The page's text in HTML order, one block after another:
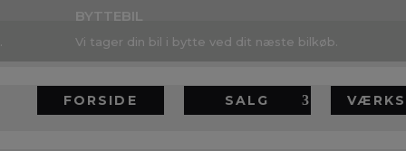
BYTTEBIL
Vi tager din bil i bytte ved dit næste bilkøb.
FORSIDE SALG